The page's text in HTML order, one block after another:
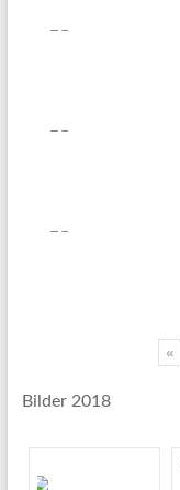
«
Bilder 2018